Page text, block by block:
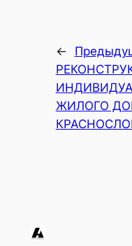
←
ЖИЛОГО